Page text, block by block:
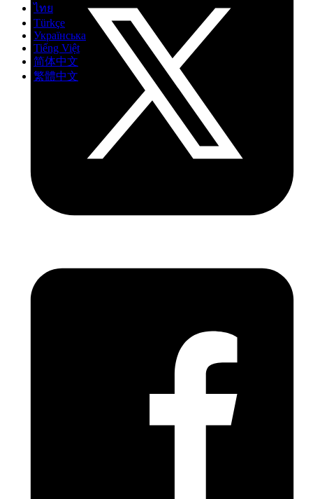
ไทย
Türkçe
Українська
Tiếng Việt
简体中文
繁體中文